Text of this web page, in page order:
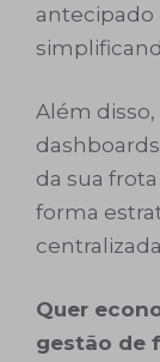
antecipado
Além disso,
da sua
forma
Quer
gestão de